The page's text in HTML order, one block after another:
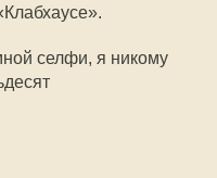
селфи, я никому